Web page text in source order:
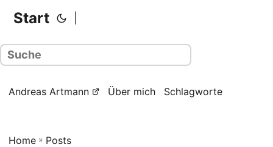
Start
Andreas Artmann Über mich Schlagworte
Home » Posts